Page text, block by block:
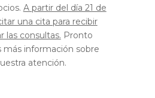
A partir del día 21 de
una cita para recibir
las consultas. Pronto
más información sobre
atención.